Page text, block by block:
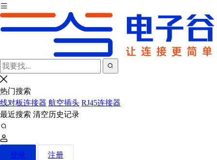
热门搜索
线对板连接器 航空插头 RJ45连接器
最近搜索 清空历史记录
登录 注册